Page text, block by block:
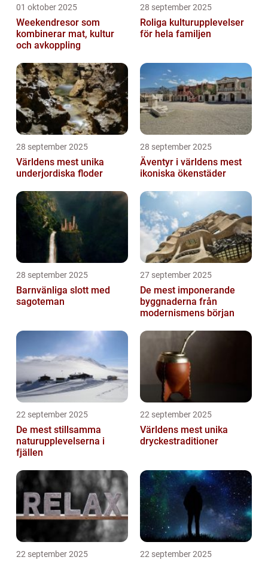
01 oktober 2025
Weekendresor som
kombinerar mat, kultur
och avkoppling
28 september 2025
Roliga kulturupplevelser
för hela familjen
28 september 2025
Världens mest unika
underjordiska floder
28 september 2025
Äventyr i världens mest
ikoniska ökenstäder
28 september 2025
Barnvänliga slott med
sagoteman
27 september 2025
De mest imponerande
byggnaderna från
modernismens början
22 september 2025
De mest stillsamma
naturupplevelserna i
fjällen
22 september 2025
Världens mest unika
dryckestraditioner
22 september 2025 22 september 2025